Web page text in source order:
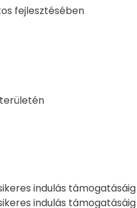
fejlesztésében
indulás támogatásáig
indulás támogatásáig